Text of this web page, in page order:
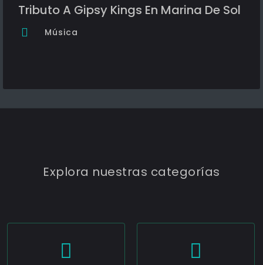
Tributo A Gipsy Kings En Marina De Sol
Música
Explora nuestras categorías